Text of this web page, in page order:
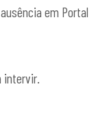
em Portal
intervir.